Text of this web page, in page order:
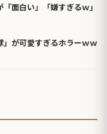
面白い」「嫌すぎるｗ」
が可愛すぎるホラーｗｗ